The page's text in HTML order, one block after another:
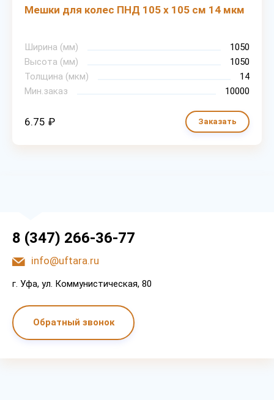
Мешки для колес ПНД 105 х 105 см 14 мкм
Ширина (мм)
1050
Высота (мм)
1050
Толщина (мкм)
14
Мин.заказ
10000
6.75 ₽ Заказать
8 (347) 266-36-77
info@uftara.ru
г. Уфа, ул. Коммунистическая, 80
Обратный звонок